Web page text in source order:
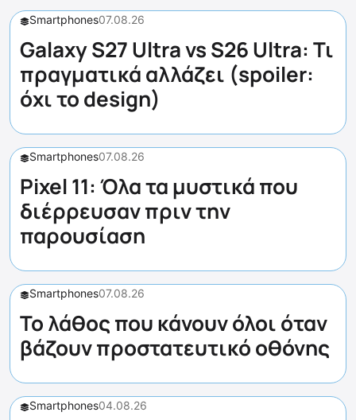
Smartphones07.08.26
Galaxy S27 Ultra vs S26 Ultra: Τι
πραγματικά αλλάζει (spoiler:
όχι το design)
Smartphones07.08.26
Pixel 11: Όλα τα μυστικά που
διέρρευσαν πριν την
παρουσίαση
Smartphones07.08.26
Το λάθος που κάνουν όλοι όταν
βάζουν προστατευτικό οθόνης
Smartphones04.08.26